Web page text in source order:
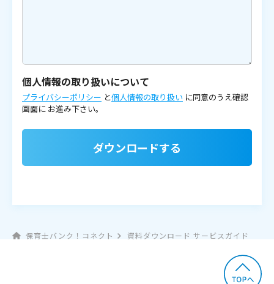
個人情報の取り扱いについて
プライバシーポリシー と個人情報の取り扱い に同意のうえ確認
画面に お進み下さい。
ダウンロードする
保育士バンク！コネクト 資料ダウンロード サービスガイド